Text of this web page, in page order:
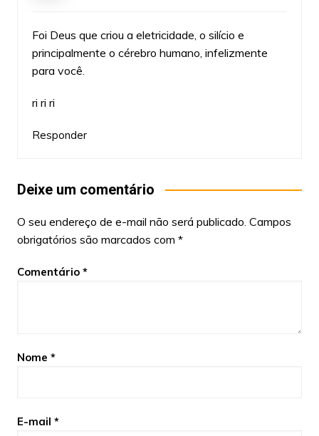
Foi Deus que criou a eletricidade, o silício e
principalmente o cérebro humano, infelizmente
para você.
ri ri ri
Responder
Deixe um comentário
O seu endereço de e-mail não será publicado. Campos
obrigatórios são marcados com *
Comentário *
Nome *
E-mail *